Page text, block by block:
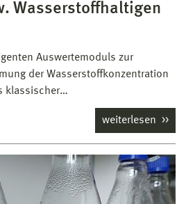
Wasserstoffhaltigen
Auswertemoduls zur
der Wasserstoffkonzentration
klassischer…
weiterlesen